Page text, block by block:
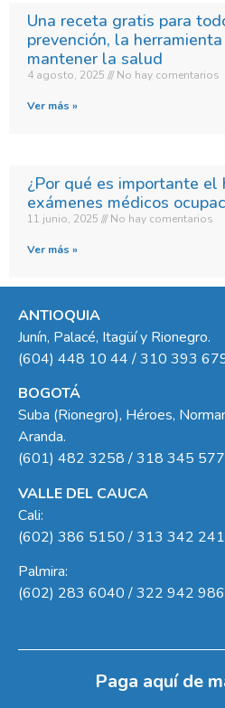
Una receta gratis para
prevención, la
mantener la salud
4 agosto, 2025 No hay comentarios
Ver más »
¿Por qué es importante el
exámenes médicos
11 junio, 2025 No hay comentarios
Ver más »
ANTIOQUIA
Junín, Palacé, Itagüí y Rionegro.
(604) 448 10 44 / 310 393
BOGOTÁ
Suba (Rionegro), Héroes,
Aranda.
(601) 482 3258 / 318 345
VALLE DEL CAUCA
Cali:
(602) 386 5150 / 313 342
Palmira:
(602) 283 6040 / 322 942
Paga aquí de